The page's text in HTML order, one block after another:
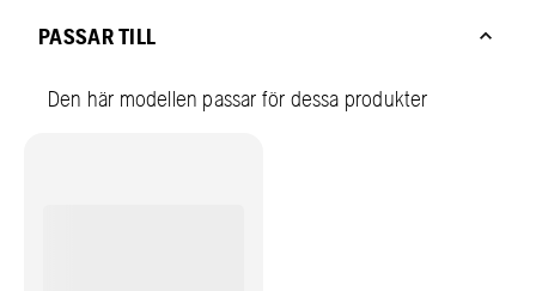
PASSAR TILL
Den här modellen passar för dessa produkter